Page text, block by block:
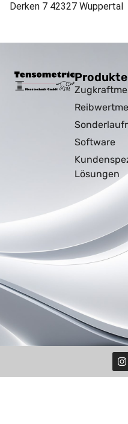
Derken 7 42327 Wuppertal
Produkte
Software
Lösungen